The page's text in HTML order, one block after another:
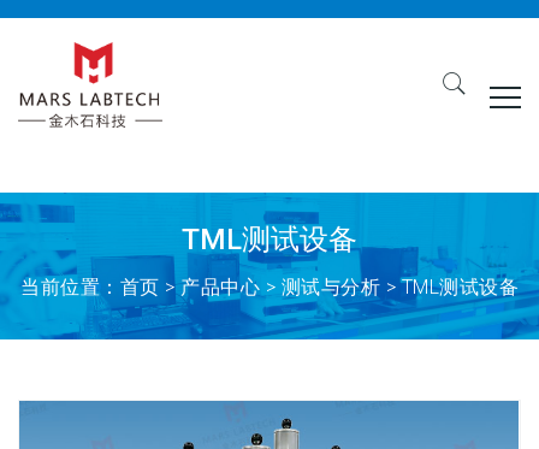
TML测试设备
当前位置： 首页 >产品中心 > 测试与分析 > TML测试设备